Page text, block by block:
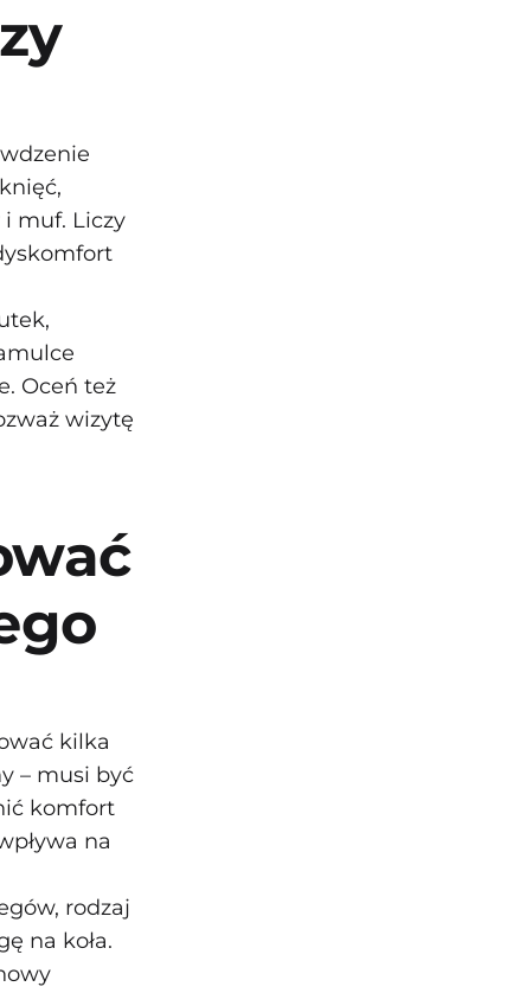
muf. Liczy
Oceń też
wizytę
kilka
– musi być
komfort
na
rodzaj
na koła.